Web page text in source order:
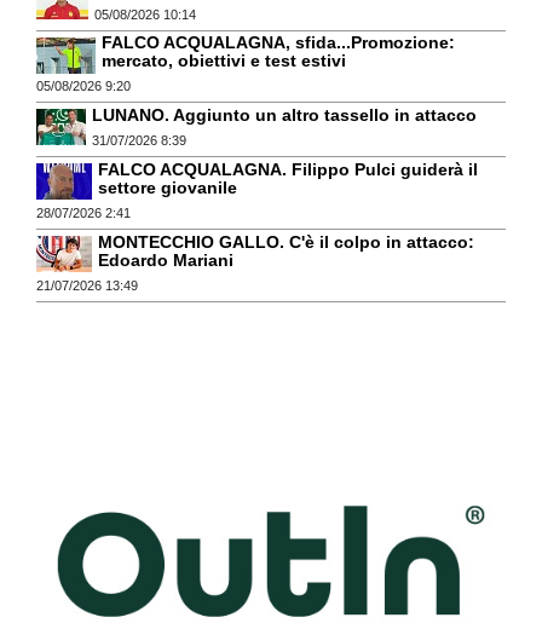
05/08/2026 10:14
FALCO ACQUALAGNA, sfida...Promozione:
mercato, obiettivi e test estivi
05/08/2026 9:20
LUNANO. Aggiunto un altro tassello in attacco
31/07/2026 8:39
FALCO ACQUALAGNA. Filippo Pulci guiderà il
settore giovanile
28/07/2026 2:41
MONTECCHIO GALLO. C'è il colpo in attacco:
Edoardo Mariani
21/07/2026 13:49